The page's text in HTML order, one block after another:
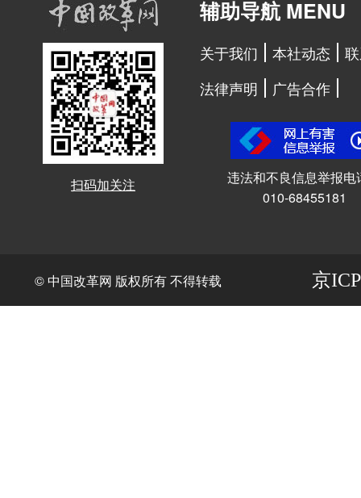
扫码加关注
辅助导航 MENU
关于我们 本社动态
法律声明
广告合作
违法和不良信息举报电
010-68455181
© 中国改革网 版权所有 不得转载 京